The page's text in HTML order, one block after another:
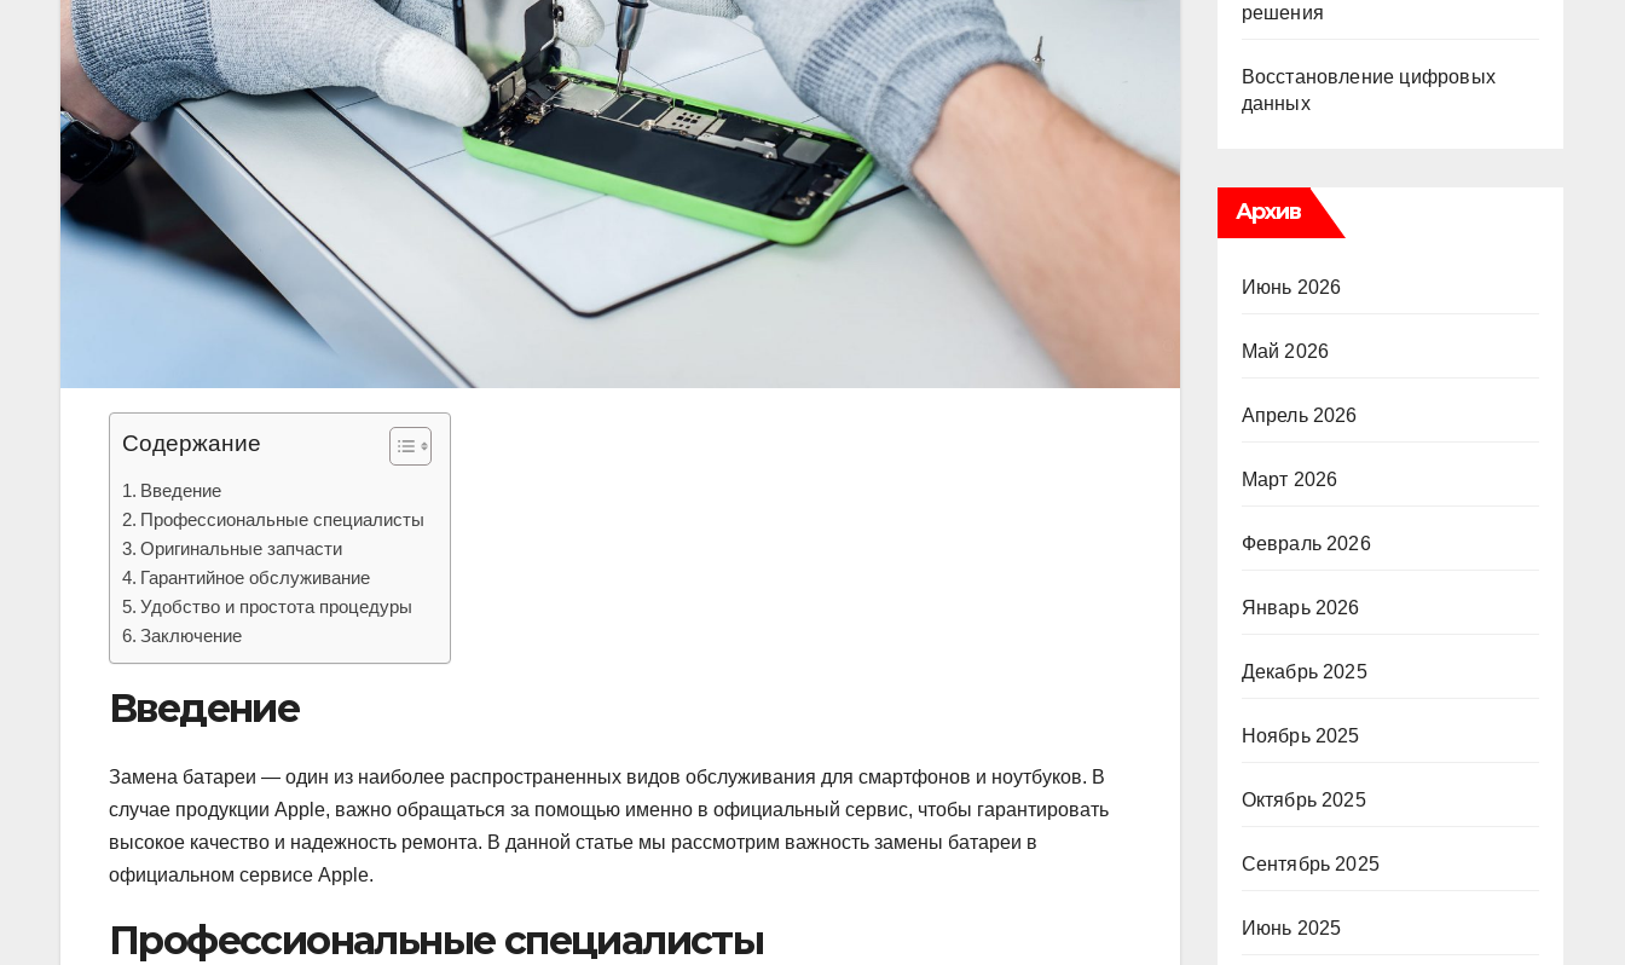
Содержание
Введение
Профессиональные специалисты
Оригинальные запчасти
Гарантийное обслуживание
Удобство и простота процедуры
Заключение
Введение
Замена батареи — один из наиболее распространенных видов обслуживания для смартфонов и ноутбуков. В
случае продукции Apple, важно обращаться за помощью именно в официальный сервис, чтобы гарантировать
высокое качество и надежность ремонта. В данной статье мы рассмотрим важность замены батареи в
официальном сервисе Apple.
Профессиональные специалисты
решения
Восстановление цифровых
данных
Архив
Июнь 2026
Май 2026
Апрель 2026
Март 2026
Февраль 2026
Январь 2026
Декабрь 2025
Ноябрь 2025
Октябрь 2025
Сентябрь 2025
Июнь 2025